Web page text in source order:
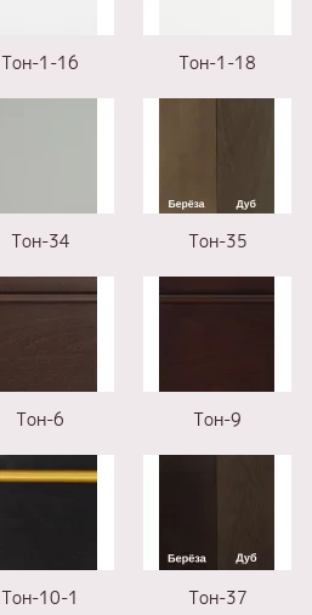
Тон-1-16 Тон-1-18
Тон-34 Тон-35
Тон-6 Тон-9
Тон-10-1 Тон-37